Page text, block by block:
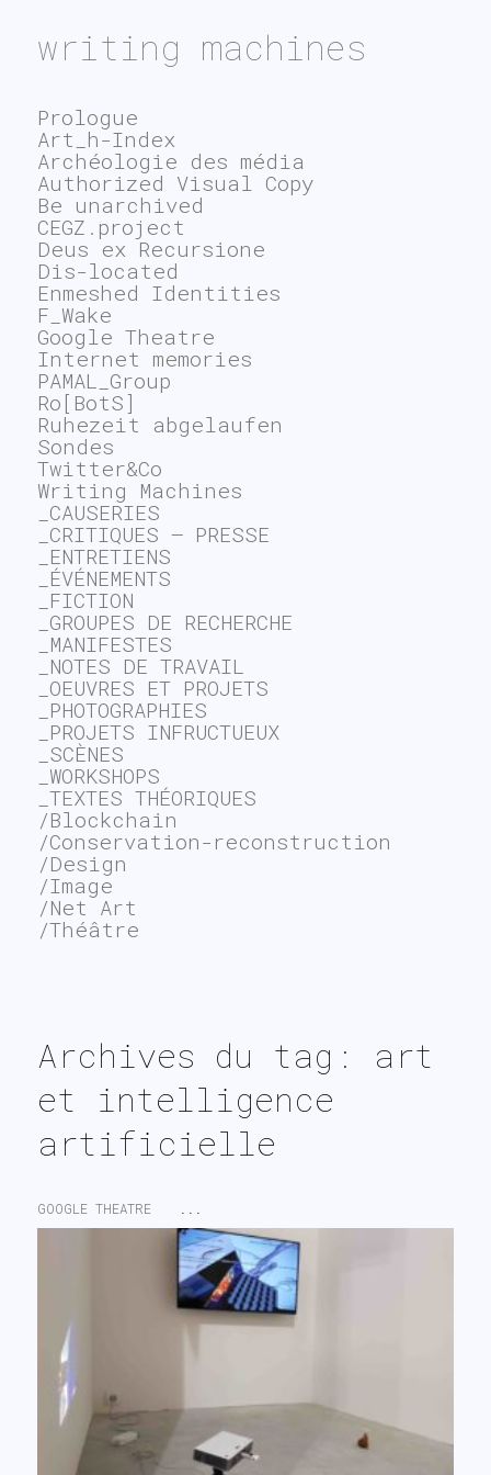
writing machines
Archives du tag: art
et intelligence
artificielle
GOOGLE THEATRE ...
Prologue
Art_h-Index
Archéologie des média
Authorized Visual Copy
Be unarchived
CEGZ.project
Deus ex Recursione
Dis-located
Enmeshed Identities
F_Wake
Google Theatre
Internet memories
PAMAL_Group
Ro[BotS]
Ruhezeit abgelaufen
Sondes
Twitter&Co
Writing Machines
_CAUSERIES
_CRITIQUES – PRESSE
_ENTRETIENS
_ÉVÉNEMENTS
_FICTION
_GROUPES DE RECHERCHE
_MANIFESTES
_NOTES DE TRAVAIL
_OEUVRES ET PROJETS
_PHOTOGRAPHIES
_PROJETS INFRUCTUEUX
_SCÈNES
_WORKSHOPS
_TEXTES THÉORIQUES
/Blockchain
/Conservation-reconstruction
/Design
/Image
/Net Art
/Théâtre